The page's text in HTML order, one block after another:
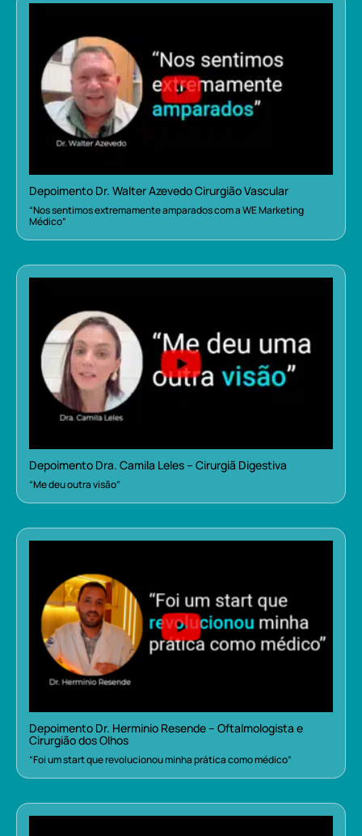
Depoimento Dr. Walter Azevedo Cirurgião Vascular
“Nos sentimos extremamente amparados com a WE Marketing
Médico”
Depoimento Dra. Camila Leles – Cirurgiã Digestiva
“Me deu outra visão”
Depoimento Dr. Herminio Resende – Oftalmologista e
Cirurgião dos Olhos
“Foi um start que revolucionou minha prática como médico”